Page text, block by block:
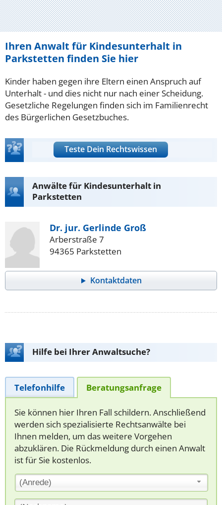
Ihren Anwalt für Kindesunterhalt in
Parkstetten finden Sie hier
Kinder haben gegen ihre Eltern einen Anspruch auf
Unterhalt - und dies nicht nur nach einer Scheidung.
Gesetzliche Regelungen finden sich im Familienrecht
des Bürgerlichen Gesetzbuches.
Teste Dein Rechtswissen
Anwälte für Kindesunterhalt in
Parkstetten
Dr. jur. Gerlinde Groß
Arberstraße 7
94365 Parkstetten
Kontaktdaten
Hilfe bei Ihrer Anwaltsuche?
Telefonhilfe Beratungsanfrage
Sie können hier Ihren Fall schildern. Anschließend
werden sich spezialisierte Rechtsanwälte bei
Ihnen melden, um das weitere Vorgehen
abzuklären. Die Rückmeldung durch einen Anwalt
ist für Sie kostenlos.
(Anrede)